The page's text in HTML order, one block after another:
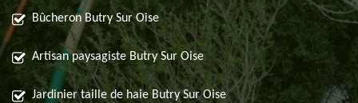
Bûcheron Butry Sur Oise
Artisan paysagiste Butry Sur Oise
Jardinier taille de haie Butry Sur Oise